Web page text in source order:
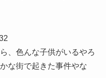
、色んな子供がいるやろ
な街で起きた事件やな